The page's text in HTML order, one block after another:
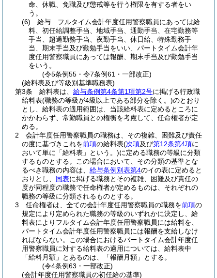
命、休職、免職及び懲戒等を行う権限を有する者をい
う。
(6)
給与 フルタイム会計年度任用警察職員にあっては給
料、初任給調整手当、地域手当、通勤手当、在宅勤務等
手当、超過勤務手当、夜勤手当、休日給、特殊勤務手
当、期末手当及び勤勉手当をいい、パートタイム会計年
度任用警察職員にあっては報酬、期末手当及び勤勉手当
をいう。
(令5条例55・令7条例61・一部改正)
(給料表及び等級別基準職務表)
第3条
給料表は、 給与条例第4条第1項第2号に掲げる行政職
給料表(職務の等級が4級以上である部分を除く。)のとおり
とし、給料表の適用範囲は、当該給料表に定めるところに
かかわらず、常勤職員との権衡を考慮して、任命権者が定
める。
2
会計年度任用警察職員の職務は、その複雑、困難及び責任
の度に基づきこれを前項の給料表(次項及び第12条第4項に
おいて単に「給料表」という。)に定める職務の等級に分類
するものとする。
この場合において、その分類の基準とな
るべき職務の内容は、 給与条例別表第4のイの表に定めると
おりとし、 同表に掲げる職務とその複雑、困難及び責任の
度が同程度の職務で任命権者が定めるものは、それぞれの
職務の等級に分類されるものとする。
3
任命権者は、全ての会計年度任用警察職員の職務を前項の
規定により定められた職務の等級のいずれかに決定し、給
料表によりフルタイム会計年度任用警察職員には給料を、
パートタイム会計年度任用警察職員には報酬を支給しなけ
ればならない。
この場合におけるパートタイム会計年度任
用警察職員に対する給料表の適用については、給料表中
「給料月額」とあるのは、「報酬月額」とする。
(令4条例63・一部改正)
(会計年度任用警察職員の初任給の基準)